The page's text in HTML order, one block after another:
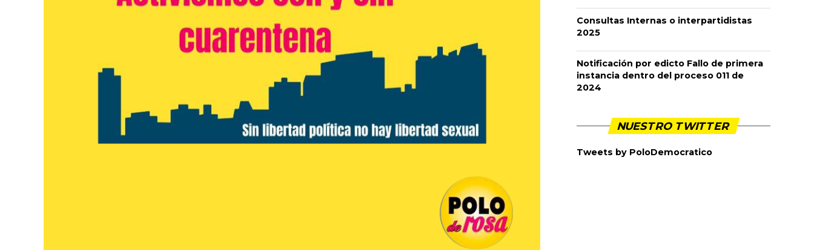
Consultas Internas o interpartidistas
2025
Notificación por edicto Fallo de primera
instancia dentro del proceso 011 de
2024
NUESTRO TWITTER
Tweets by PoloDemocratico